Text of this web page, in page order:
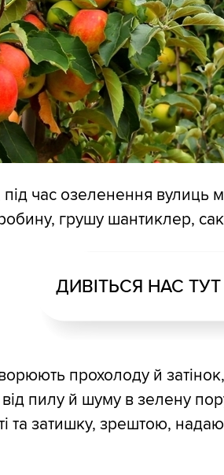
під час озеленення вулиць
грушу шантиклер,
ДИВІТЬСЯ НАС ТУТ
прохолоду й
пилу й шуму в зелену
та затишку, зрештою,